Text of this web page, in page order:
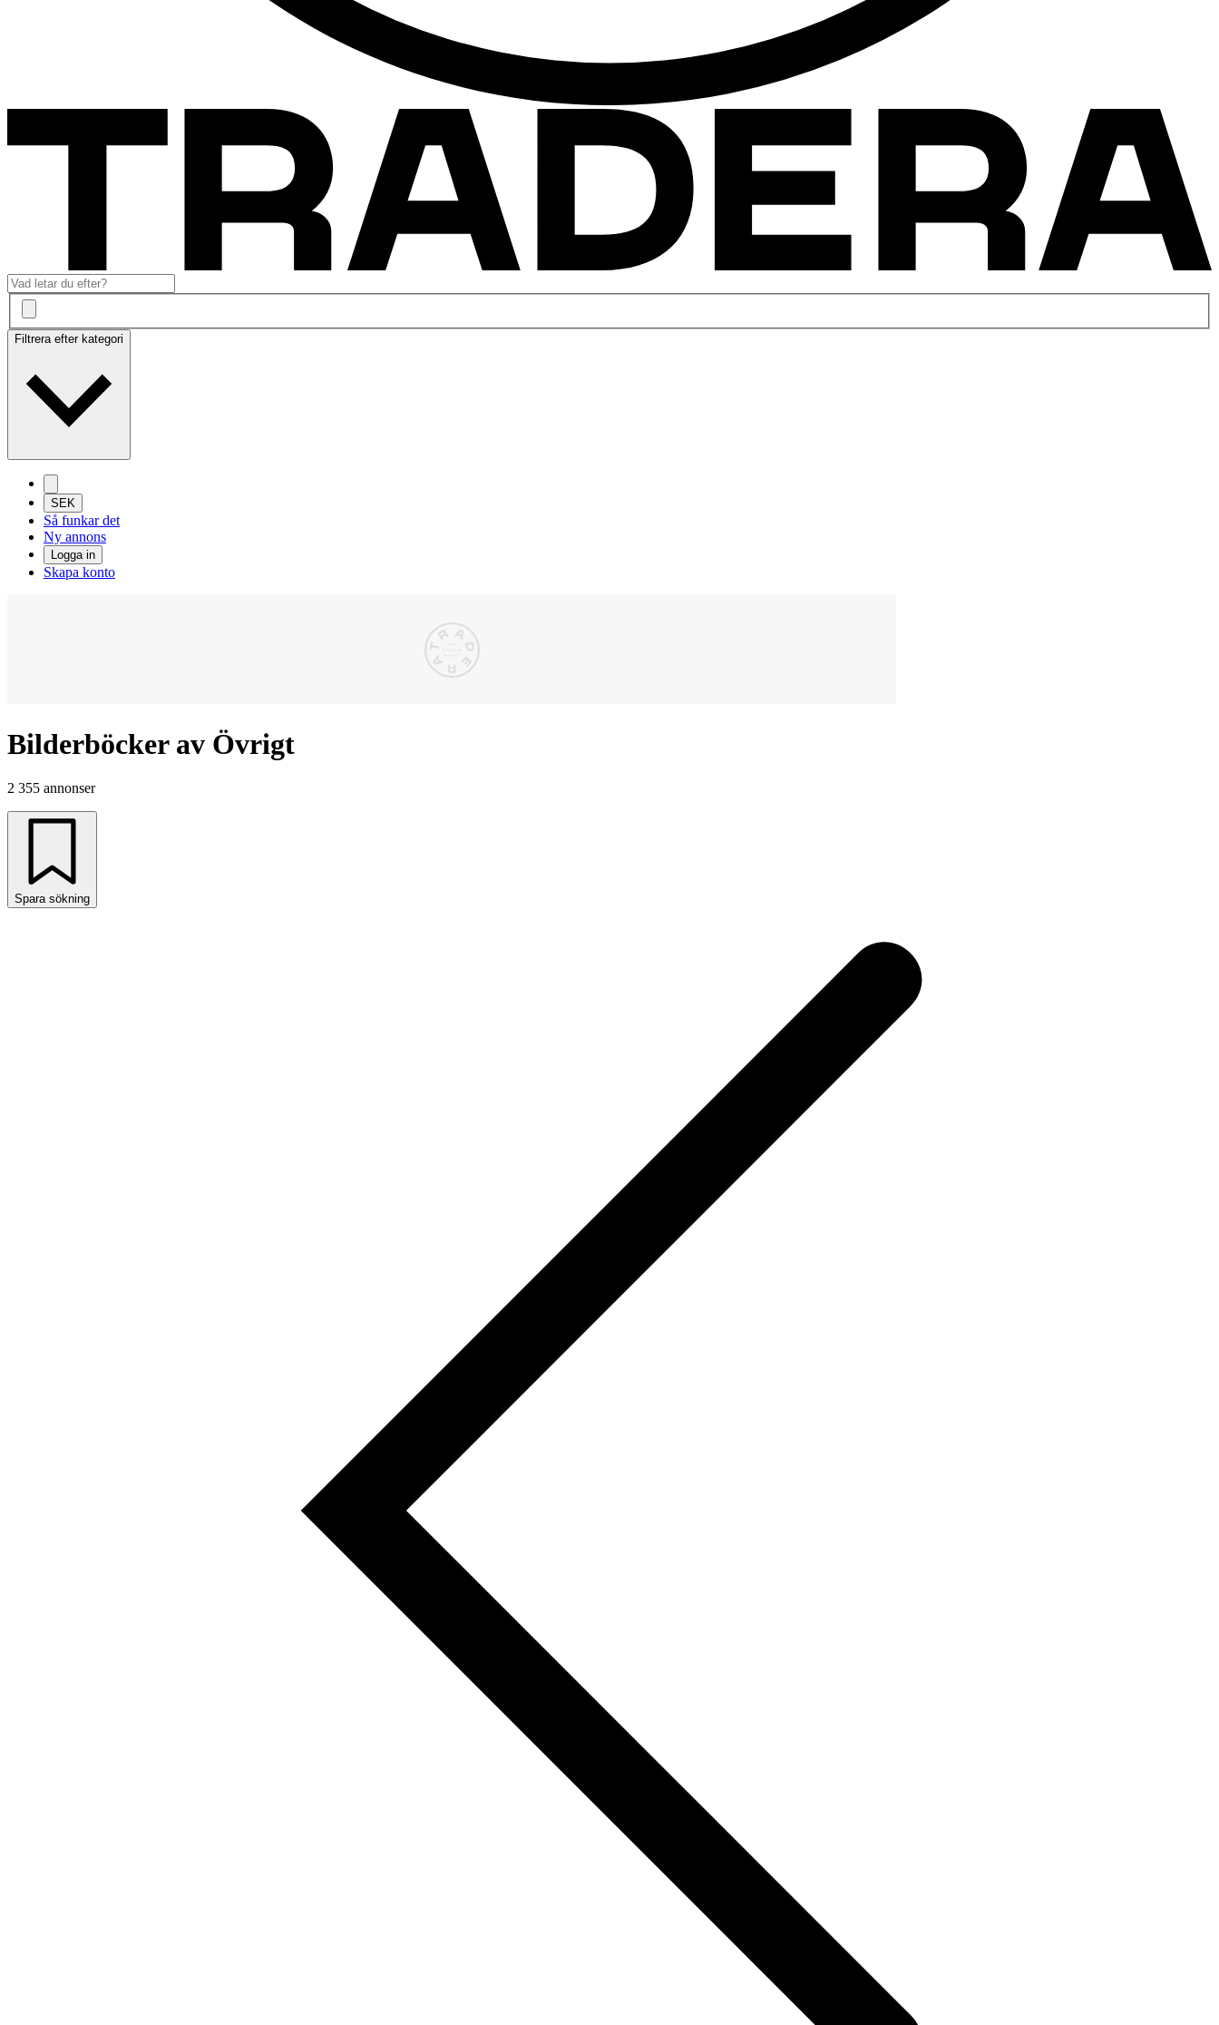
Filtrera efter kategori
SEK
Så funkar det
Ny annons
Logga in
Skapa konto
Bilderböcker av Övrigt
2 355 annonser
Spara sökning